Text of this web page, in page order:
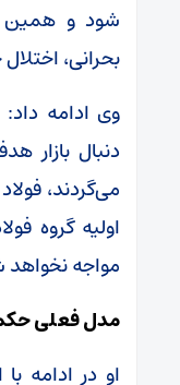
شود و همین
بحرانی،
وی ادامه داد:
دنبال بازار
می‌گردند،
اولیه گروه
مواجه
مدل فعلی
او در ادامه